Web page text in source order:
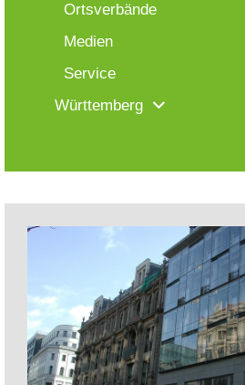
Ortsverbände
Medien
Service
Württemberg